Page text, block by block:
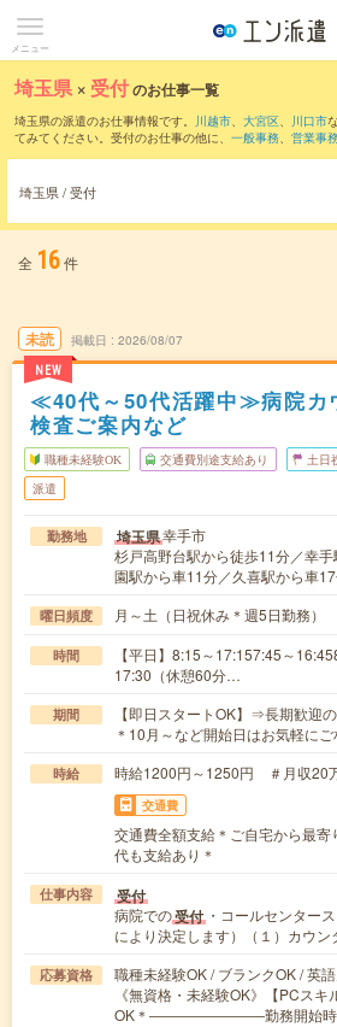
メニュー
埼玉県 × 受付のお仕事一覧
埼玉県の派遣のお仕事情報です。 川越市、 大宮区、 川口市
てみてください。受付のお仕事の他に、 一般事務、 営業事
受付のお仕
埼玉県 / 受付
全 16件
未読
NEW
掲載日 2026/08/07
≪40代～50代活躍中≫病院カ
検査ご案内など
職種未経験OK 交通費別途支給あり 土日
派遣
勤務地 埼玉県幸手市
杉戸高野台駅から徒歩11分／幸
園駅から車11分／久喜駅から車
曜日頻度 月～土（日祝休み＊週5日勤務）
時間
【平日】8:15～17:157:45～
17:30（休憩60分…
期間
【即日スタートOK】⇒長期歓迎
＊10月～など開始日はお気軽に
時給 時給1200円～1250円 ＃月収20
交通費
交通費全額支給＊ご自宅から最
代も支給あり＊
仕事内容 受付
病院での受付 ・コールセンター
により決定します）（１）カウン
応募資格
職種未経験OK / ブランクOK / 英
《無資格・未経験OK》【PCス
OK＊――――――――勤務開始時